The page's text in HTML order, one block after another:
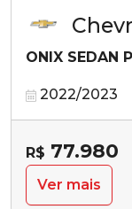
ONIX SEDAN
2022/2023
R$ 77.980
Ver mais